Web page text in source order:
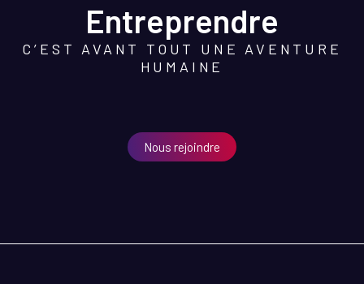
Entreprendre
C’EST AVANT TOUT UNE AVENTURE
HUMAINE
Nous rejoindre